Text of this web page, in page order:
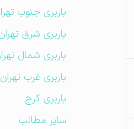
باربری جنوب
باربری شرق
باربری شمال
باربری غرب تهران
باربری کرج
سایر مطالب